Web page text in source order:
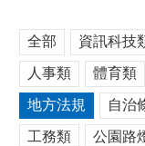
進
階
搜
尋
全部 資訊科技
人事類 體育類
地方法規 自治
工務類 公園路